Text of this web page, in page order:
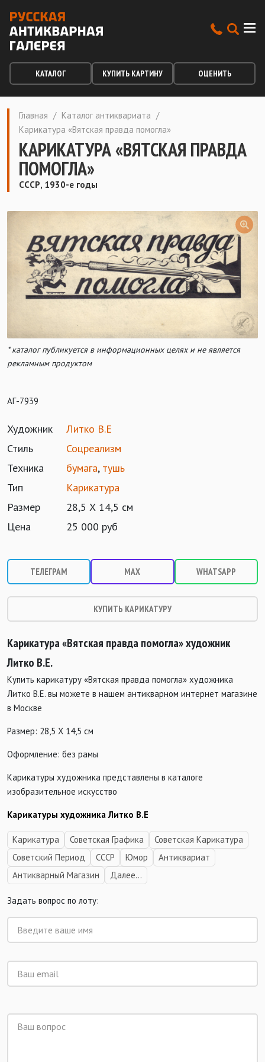
КАТАЛОГ КУПИТЬ КАРТИНУ ОЦЕНИТЬ
Главная / Каталог антиквариата /
Карикатура «Вятская правда помогла»
КАРИКАТУРА «ВЯТСКАЯ ПРАВДА
ПОМОГЛА»
СССР, 1930-е годы
* каталог публикуется в информационных целях и не является
рекламным продуктом
АГ-7939
Художник
Литко В.Е
Стиль
Соцреализм
Техника
бумага, тушь
Тип
Карикатура
Размер
28,5 Х 14,5 см
Цена
25 000 руб
ТЕЛЕГРАМ MAX WHATSAPP
КУПИТЬ КАРИКАТУРУ
Карикатура «Вятская правда помогла» художник
Литко В.Е.
Купить карикатуру «Вятская правда помогла» художника
Литко В.Е. вы можете в нашем антикварном интернет магазине
в Москве
Размер: 28,5 Х 14,5 см
Оформление: без рамы
Карикатуры художника представлены в каталоге
изобразительное искусство
Карикатуры художника Литко В.Е
Карикатура Советская Графика
Советская Карикатура
Советский Период
СССР Юмор
Антиквариат
Антикварный Магазин
Далее...
Задать вопрос по лоту: